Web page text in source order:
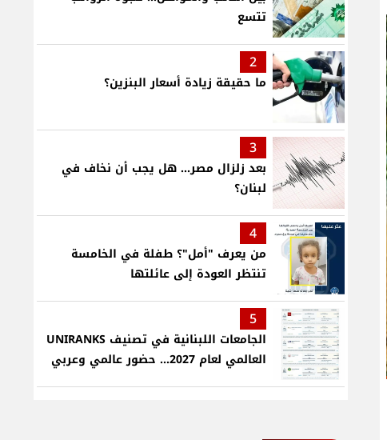
تتسع
2
ما حقيقة زيادة أسعار البنزين؟
3
بعد زلزال مصر... هل يجب أن نخاف في
لبنان؟
4
من يعرف "أمل"؟ طفلة في الخامسة
تنتظر العودة إلى عائلتها
5
الجامعات اللبنانية في تصنيف UNIRANKS
العالمي لعام 2027... حضور عالمي وعربي